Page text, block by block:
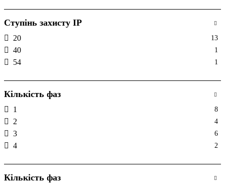
Ступінь захисту IP
20 13
40 1
54 1
Кількість фаз
1 8
2 4
3 6
4 2
Кількість фаз